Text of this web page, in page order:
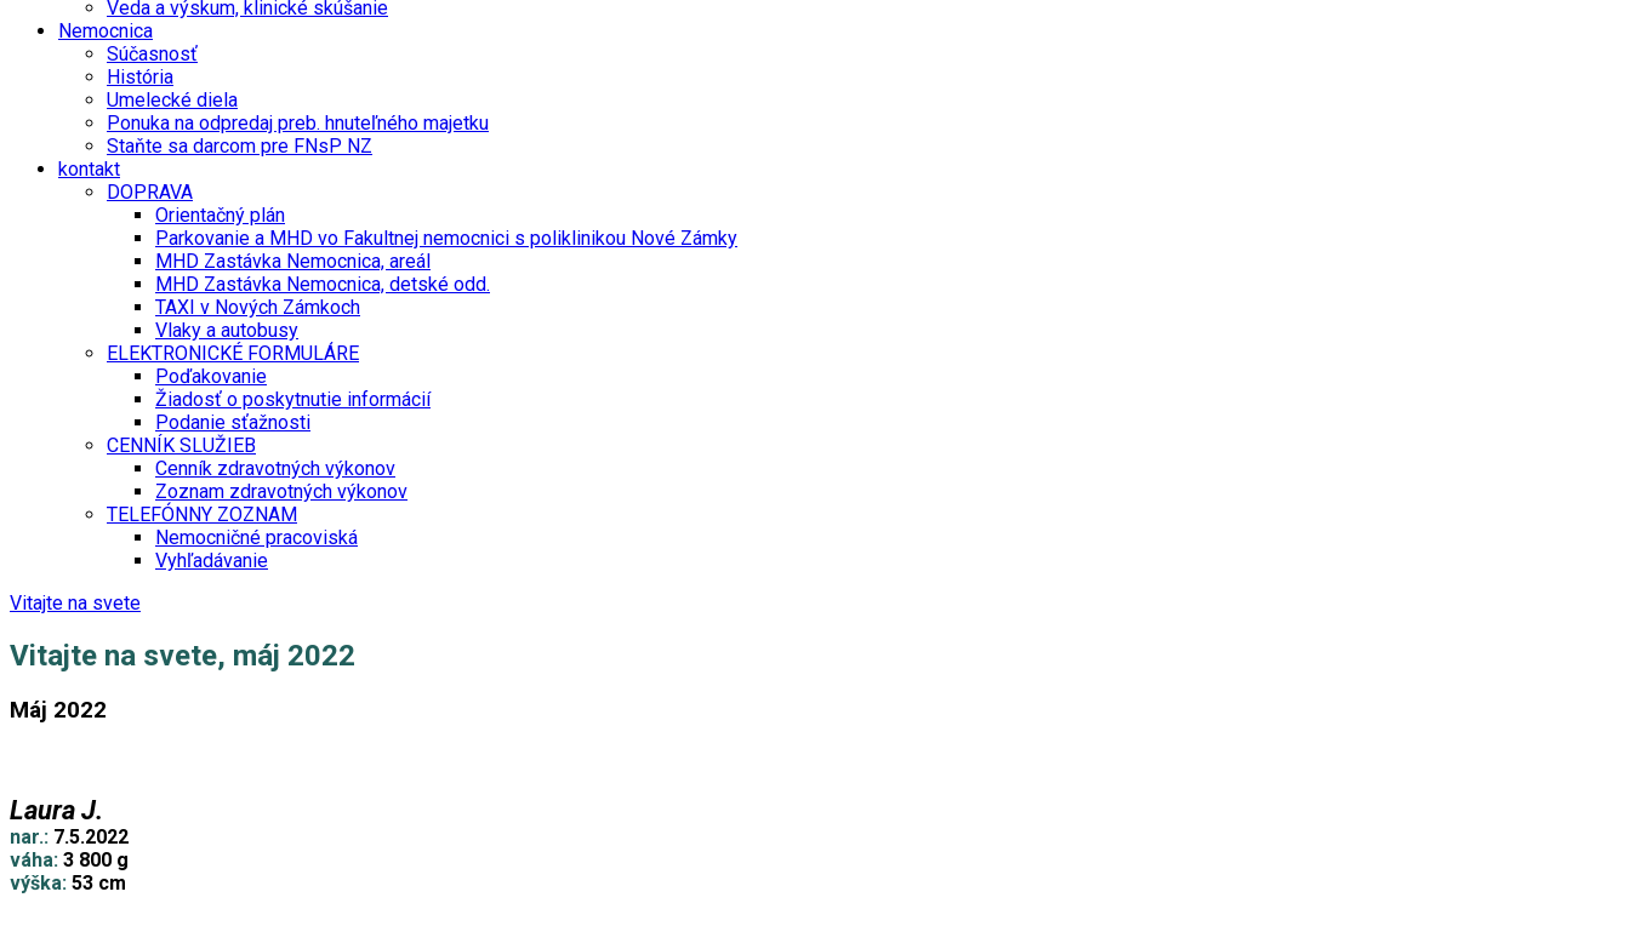
Veda a výskum, klinické skúšanie
Nemocnica
Súčasnosť
História
Umelecké diela
Ponuka na odpredaj preb. hnuteľného majetku
Staňte sa darcom pre FNsP NZ
kontakt
DOPRAVA
Orientačný plán
Parkovanie a MHD vo Fakultnej nemocnici s poliklinikou Nové Zámky
MHD Zastávka Nemocnica, areál
MHD Zastávka Nemocnica, detské odd.
TAXI v Nových Zámkoch
Vlaky a autobusy
ELEKTRONICKÉ FORMULÁRE
Poďakovanie
Žiadosť o poskytnutie informácií
Podanie sťažnosti
CENNÍK SLUŽIEB
Cenník zdravotných výkonov
Zoznam zdravotných výkonov
TELEFÓNNY ZOZNAM
Nemocničné pracoviská
Vyhľadávanie
Vitajte na svete
Vitajte na svete, máj 2022
Máj 2022
Laura J.
nar.: 7.5.2022
váha: 3 800 g
výška: 53 cm